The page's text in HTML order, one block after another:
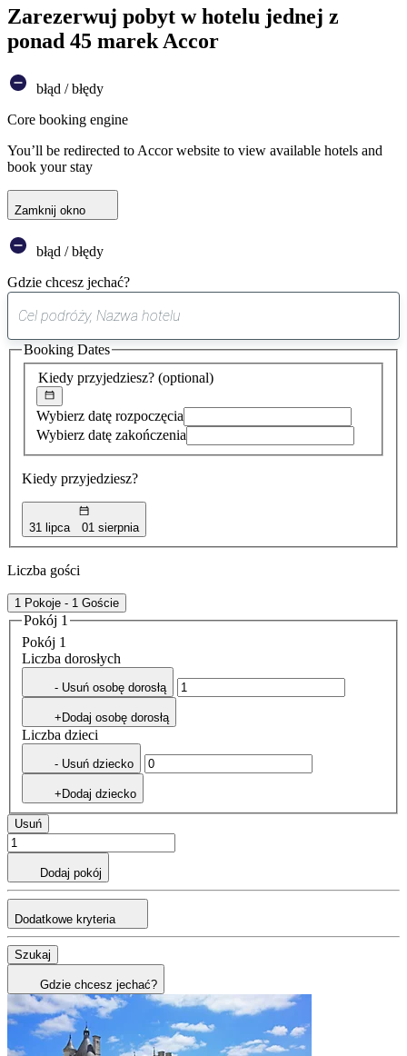
Zarezerwuj pobyt w hotelu jednej z
ponad 45 marek Accor
błąd / błędy
Core booking engine
You’ll be redirected to Accor website to view available hotels and
book your stay
Zamknij okno
błąd / błędy
Gdzie chcesz jechać?
sugestia
została
znaleziona
Kiedy przyjedziesz? (optional)
Wybierz datę rozpoczęcia
Wybierz datę zakończenia
Kiedy przyjedziesz?
31 lipca 01 sierpnia
Booking Dates
Liczba gości
1 Pokoje - 1 Goście
Pokój 1
Pokój 1
Liczba dorosłych
- Usuń osobę dorosłą
+Dodaj osobę dorosłą
Liczba dzieci
- Usuń dziecko
+Dodaj dziecko
Usuń
Dodaj pokój
Dodatkowe kryteria
Szukaj
Gdzie chcesz jechać?